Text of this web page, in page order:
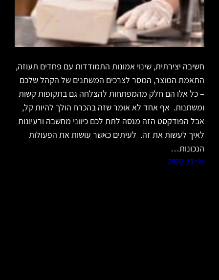
חשיבה יצירתית, שינוי אמונות התמודדות עם פחדים תעוזה,
התאמת המוצר, המסר לצרכים המשתנים של הקהל שלכם
– כל אלו הם חלק מהמפתחות להצלחה גם בתקופות קשות
ומשתנות. אף אחד לא אומר שזה בהכרח הולך להיות קל,
אבל הפודקסט הזה מנסה לתת לכם כיווני מחשבה ורעיונות
לאיך לעשות את זה. לעיתים כאשר עושות את הפעולות
הנכונות…
יולי 13, 2020